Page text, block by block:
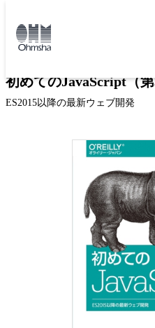
トップ
初めてのJavaScript（
ES2015以降の最新ウェブ開発